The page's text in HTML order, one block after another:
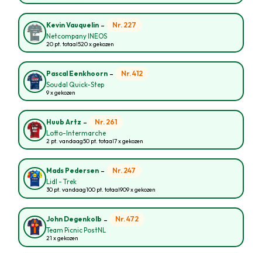
Kevin Vauquelin - Nr. 227
Netcompany INEOS
20 pt. totaal520 x gekozen
Pascal Eenkhoorn - Nr. 412
Soudal Quick-Step
9 x gekozen
Huub Artz - Nr. 261
Lotto-Intermarche
2 pt. vandaag50 pt. totaal7 x gekozen
Mads Pedersen - Nr. 247
Lidl - Trek
30 pt. vandaag100 pt. totaal909 x gekozen
John Degenkolb - Nr. 472
Team Picnic PostNL
21 x gekozen